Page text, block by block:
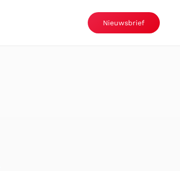
Nieuwsbrief